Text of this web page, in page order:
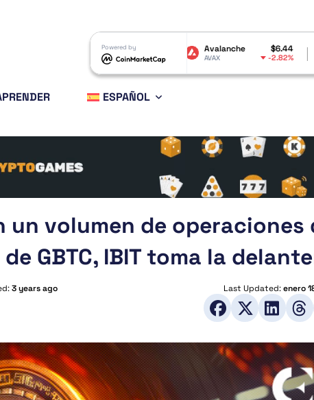
Powered byAvalanche $6.44
AVAX -2.82%
Shiba Inu
SHIB
ESPAÑOL
un volumen de operaciones
GBTC, IBIT toma la
3 years ago Last Updated:enero